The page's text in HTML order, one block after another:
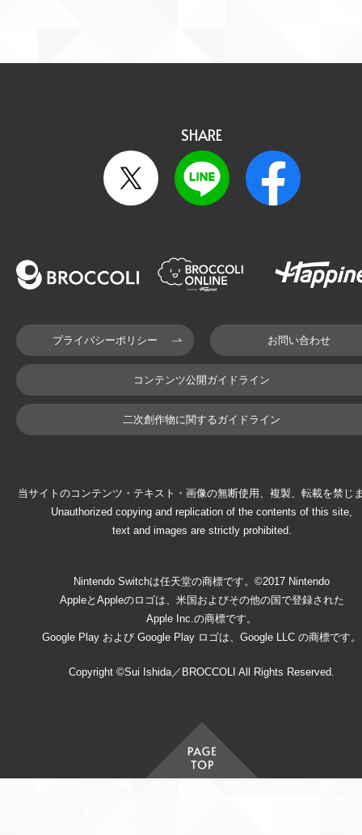
SHARE
プライバシーポリシー お問い合わせ
コンテンツ公開ガイドライン
二次創作物に関するガイドライン
当サイトのコンテンツ・テキスト・画像の無断使用、複製、転載を禁じ
Unauthorized copying and replication of the contents of this site,
text and images are strictly prohibited.
Nintendo Switchは任天堂の商標です。©2017 Nintendo
AppleとAppleのロゴは、米国およびその他の国で登録された
Apple Inc.の商標です。
Google Play および Google Play ロゴは、Google LLC の商標です。
Copyright ©Sui Ishida／BROCCOLI All Rights Reserved.